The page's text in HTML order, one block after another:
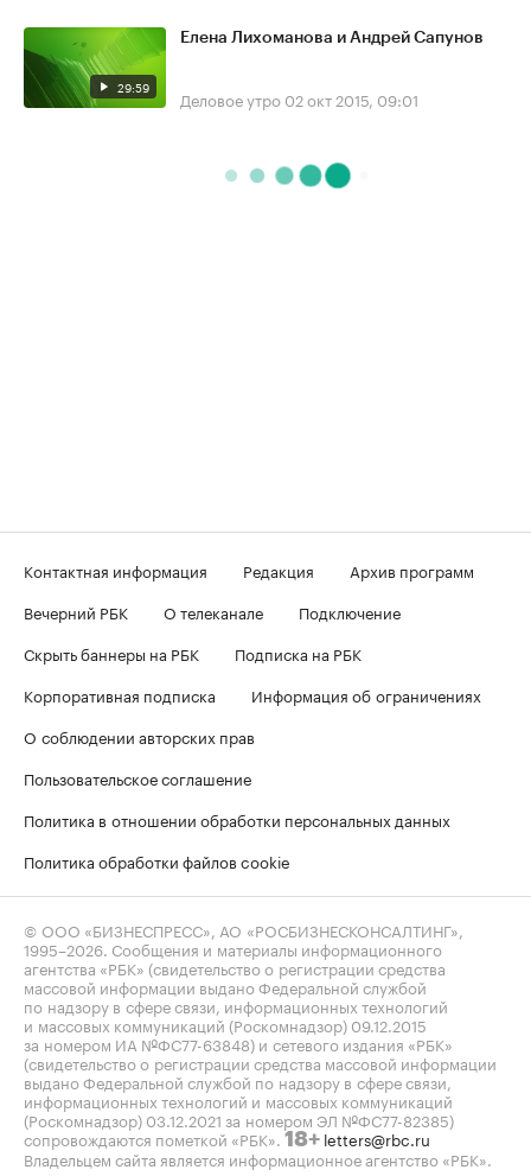
29:59
Елена Лихоманова и Андрей Сапунов
Деловое утро 02 окт 2015, 09:01
Контактная информация Редакция
Архив программ
Вечерний РБК
О телеканале
Подключение
Скрыть баннеры на РБК
Подписка на РБК
Корпоративная подписка
Информация об ограничениях
О соблюдении авторских прав
Пользовательское соглашение
Политика в отношении обработки персональных данных
Политика обработки файлов cookie
© ООО «БИЗНЕСПРЕСС», АО «РОСБИЗНЕСКОНСАЛТИНГ»,
1995–2026 . Сообщения и материалы информационного
агентства «РБК» (свидетельство о регистрации средства
массовой информации выдано Федеральной службой
по надзору в сфере связи, информационных технологий
и массовых коммуникаций (Роскомнадзор) 09.12.2015
за номером ИА №ФС77-63848) и сетевого издания «РБК»
(свидетельство о регистрации средства массовой информации
выдано Федеральной службой по надзору в сфере связи,
информационных технологий и массовых коммуникаций
(Роскомнадзор) 03.12.2021 за номером ЭЛ №ФС77-82385)
сопровождаются пометкой «РБК». 18+ letters@rbc.ru
Владельцем сайта является информационное агентство «РБК».